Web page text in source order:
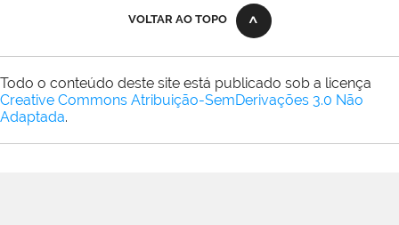
VOLTAR AO TOPO
Todo o conteúdo deste site está publicado sob a licença
Creative Commons Atribuição-SemDerivações 3.0 Não
Adaptada.